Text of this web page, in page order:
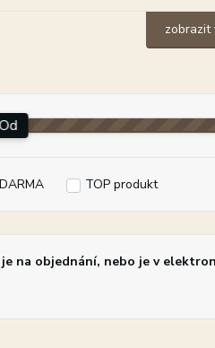
zobrazit
TOP produkt
na objednání, nebo je v